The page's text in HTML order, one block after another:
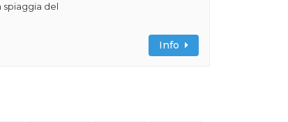
spiaggia del
Info